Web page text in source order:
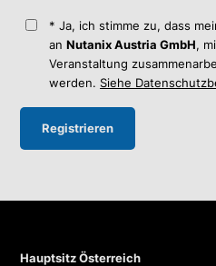
Ja, ich stimme zu, dass
an Nutanix Austria GmbH,
Veranstaltung
werden. Siehe
Registrieren
Hauptsitz Österreich